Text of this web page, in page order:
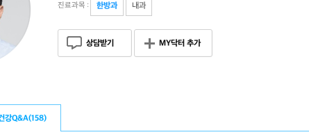
진료과목 : 한방과 내과
상담받기 MY닥터 추가
강Q&A(158)